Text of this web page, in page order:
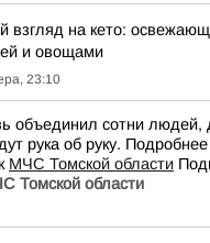
взгляд на кето:
и овощами
23:10
объединил сотни людей,
рука об руку.
МЧС Томской области
Томской области